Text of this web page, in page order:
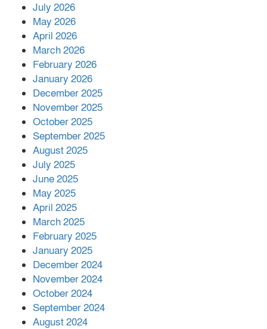
পর ফোন তারেক রহমানের,গ্যাস সঙ্কট
সহায়তা দিলেন সাচিং প্রু জেরী
July 2026
May 2026
April 2026
March 2026
February 2026
January 2026
December 2025
November 2025
October 2025
September 2025
August 2025
July 2025
June 2025
May 2025
April 2025
March 2025
February 2025
January 2025
December 2024
November 2024
October 2024
September 2024
August 2024